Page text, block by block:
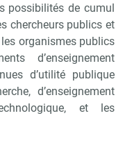
possibilités de cumul
chercheurs publics et
organismes publics
d’enseignement
d’utilité publique
d’enseignement
et les